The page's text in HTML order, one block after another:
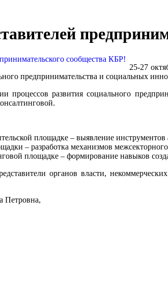
25-27
предпринимательства и социальных
процессов развития социального
площадке – выявление
– разработка механизмов
площадке – формирование навыков
органов власти,
Петровна,